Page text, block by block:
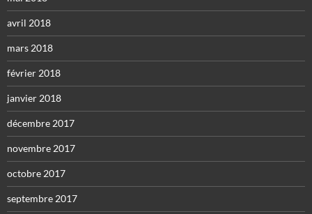
avril 2018
mars 2018
février 2018
janvier 2018
décembre 2017
novembre 2017
octobre 2017
septembre 2017